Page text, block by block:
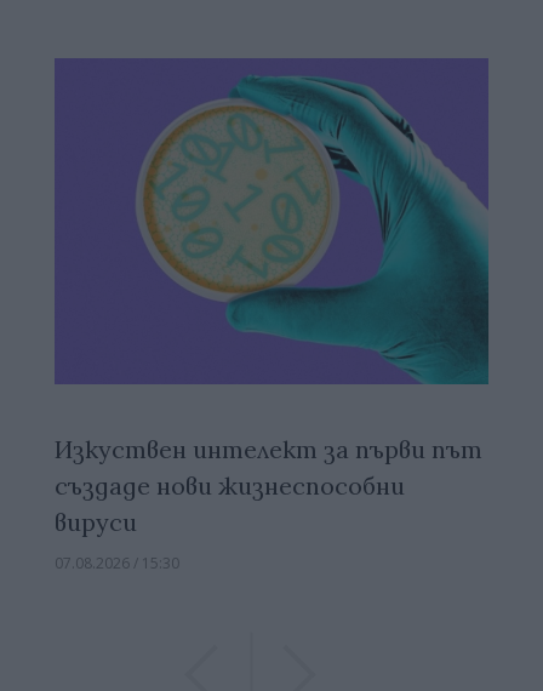
Изкуствен интелект за първи път
създаде нови жизнеспособни
вируси
07.08.2026 / 15:30